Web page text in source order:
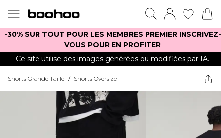
-30% SUR TOUT POUR LES MEMBRES PREMIER INSCRIVEZ-
VOUS POUR EN PROFITER
Ce site utilise des images générées ou modifiées par IA.
Shorts Grande Taille / Shorts Oversize